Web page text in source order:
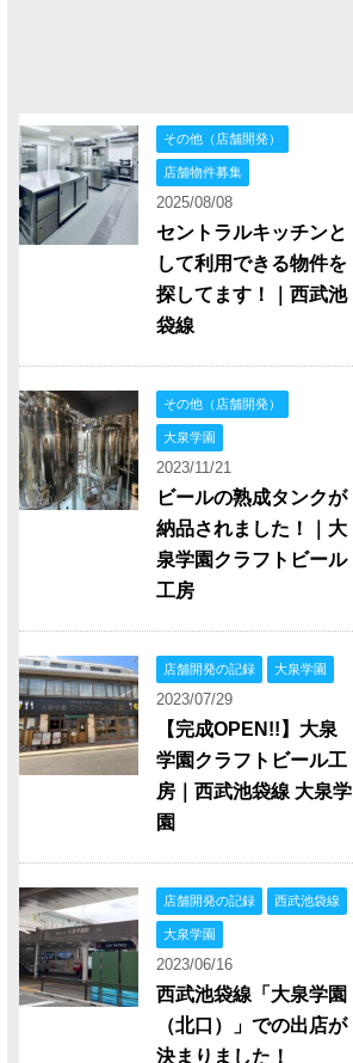
その他（店舗開発）
店舗物件募集
2025/08/08
セントラルキッチンと
して利用できる物件を
探してます！｜西武池
袋線
その他（店舗開発）
大泉学園
2023/11/21
ビールの熟成タンクが
納品されました！｜大
泉学園クラフトビール
工房
店舗開発の記録 大泉学園
2023/07/29
【完成OPEN!!】大泉
学園クラフトビール工
房｜西武池袋線 大泉学
園
店舗開発の記録 西武池袋線
大泉学園
2023/06/16
西武池袋線「大泉学園
（北口）」での出店が
決まりました！